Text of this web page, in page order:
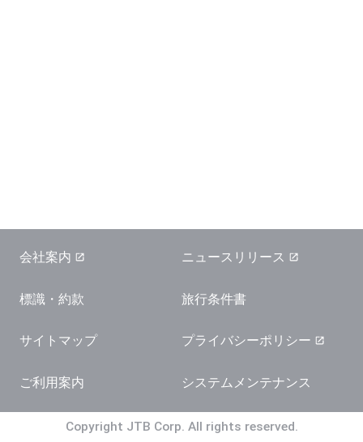
会社案内 ニュースリリース
標識・約款 旅行条件書
サイトマップ プライバシーポリシー
ご利用案内 システムメンテナンス
Copyright JTB Corp. All rights reserved.